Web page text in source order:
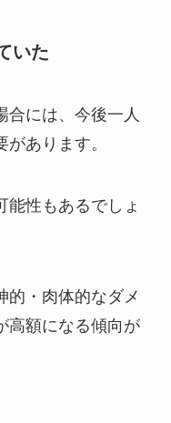
いた
合には、今後一人
あります。
能性もあるでしょ
的・肉体的なダメ
高額になる傾向が